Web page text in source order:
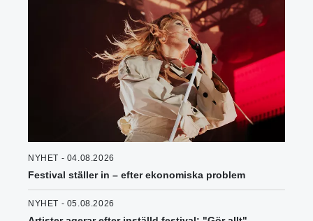
NYHET - 04.08.2026
Festival ställer in – efter ekonomiska problem
NYHET - 05.08.2026